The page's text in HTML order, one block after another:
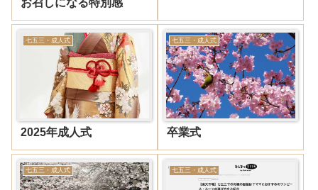
七五三・成人式
2025年成人式
七五三・成人式
卒業式
七五三・成人式 七五三・成人式